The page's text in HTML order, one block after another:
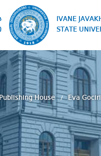
IVANE
STATE
Publishing House Eva